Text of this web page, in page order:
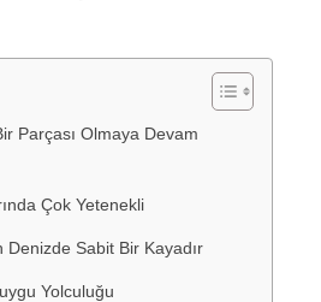
Parçası Olmaya Devam
Çok Yetenekli
Denizde Sabit Bir Kayadır
Yolculuğu